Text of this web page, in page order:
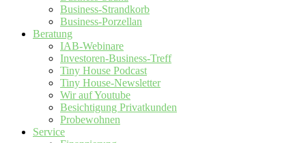
Business-Strandkorb
Business-Porzellan
Beratung
IAB-Webinare
Investoren-Business-Treff
Tiny House Podcast
Tiny House-Newsletter
Wir auf Youtube
Besichtigung Privatkunden
Probewohnen
Service